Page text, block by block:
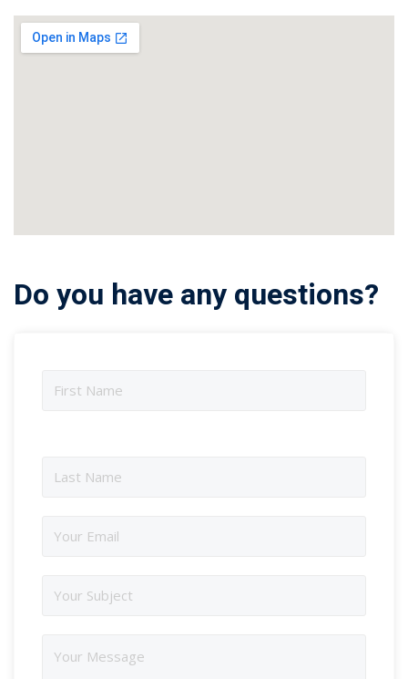
Do you have any questions?